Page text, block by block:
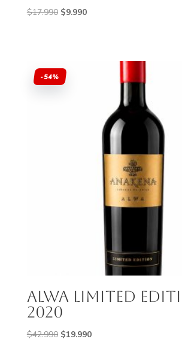
$17.990 El
$17.990.
$9.990El
-54%
Alwa Limited
2020
$42.990 El
$19.990El